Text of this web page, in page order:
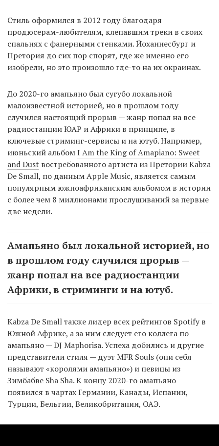
Стиль оформился в 2012 году благодаря
продюсерам-любителям, клепавшим треки в своих
спальнях с фанерными стенками. Йоханнесбург и
Претория до сих пор спорят, где же именно его
изобрели, но это произошло где-то на их окраинах.
До 2020-го амапьяно был сугубо локальной
малоизвестной историей, но в прошлом году
случился настоящий прорыв — жанр попал на все
радиостанции ЮАР и Африки в принципе, в
ключевые стриминг-сервисы и на ютуб. Например,
июньский альбомI Am the King of Amapiano: Sweet
and Dust востребованного артиста из Претории Kabza
De Small, по данным Apple Music, является самым
популярным южноафриканским альбомом в истории
с более чем 8 миллионами прослушиваний за первые
две недели.
Амапьяно был локальной историей, но
в прошлом году случился прорыв —
жанр попал на все радиостанции
Африки, в стриминги и на ютуб.
Kabza De Small также лидер всех рейтингов Spotify в
Южной Африке, а за ним следует его коллега по
амапьяно — DJ Maphorisa. Успеха добились и другие
представители стиля — дуэт MFR Souls (они себя
называют «королями амапьяно») и певицы из
Зимбабве Sha Sha. К концу 2020-го амапьяно
появился в чартах Германии, Канады, Испании,
Турции, Бельгии, Великобритании, ОАЭ.